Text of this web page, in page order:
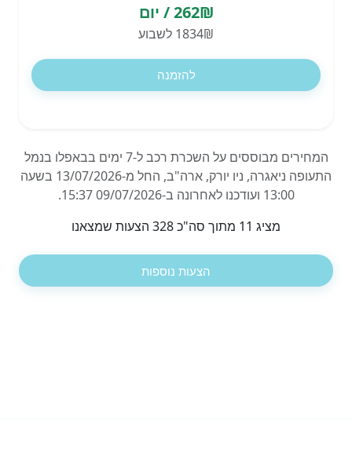
262₪ / יום
1834₪ לשבוע
להזמנה
המחירים מבוססים על השכרת רכב ל-7 ימים בבאפלו בנמל
התעופה ניאגרה, ניו יורק, ארה"ב, החל מ-13/07/2026 בשעה
13:00 ועודכנו לאחרונה ב-09/07/2026 15:37.
מציג 11 מתוך סה"כ 328 הצעות שמצאנו
הצעות נוספות